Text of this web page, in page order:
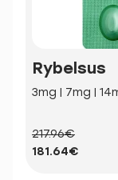
Rybelsus
3mg | 7mg |
217.96€
181.64€